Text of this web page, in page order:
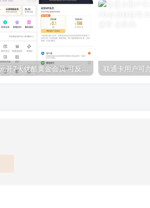
0.1元开7天优酷黄金会员 可反复开通需要关闭自动续费